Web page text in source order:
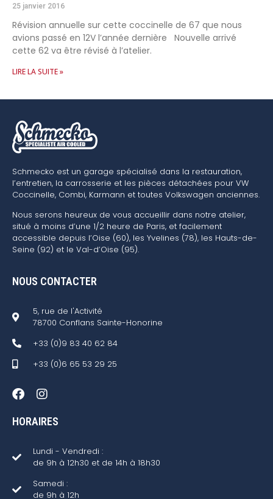
25 janvier 2016
Révision annuelle sur cette coccinelle de 67 que nous
avions passé en 12V l’année dernière Nouvelle arrivé
cette 62 va être révisé à l’atelier.
LIRE LA SUITE »
Schmecko est un garage spécialisé dans la restauration,
l’entretien, la carrosserie et les pièces détachées pour VW
Coccinelle, Combi, Karmann et toutes Volkswagen anciennes.
Nous serons heureux de vous accueillir dans notre atelier,
situé à moins d’une 1/2 heure de Paris, et facilement
accessible depuis l’Oise (60), les Yvelines (78), les Hauts-de-
Seine (92) et le Val-d’Oise (95).
NOUS CONTACTER
5, rue de l'Activité
78700 Conflans Sainte-Honorine
+33 (0)9 83 40 62 84
+33 (0)6 65 53 29 25
HORAIRES
Lundi - Vendredi :
de 9h à 12h30 et de 14h à 18h30
Samedi :
de 9h à 12h